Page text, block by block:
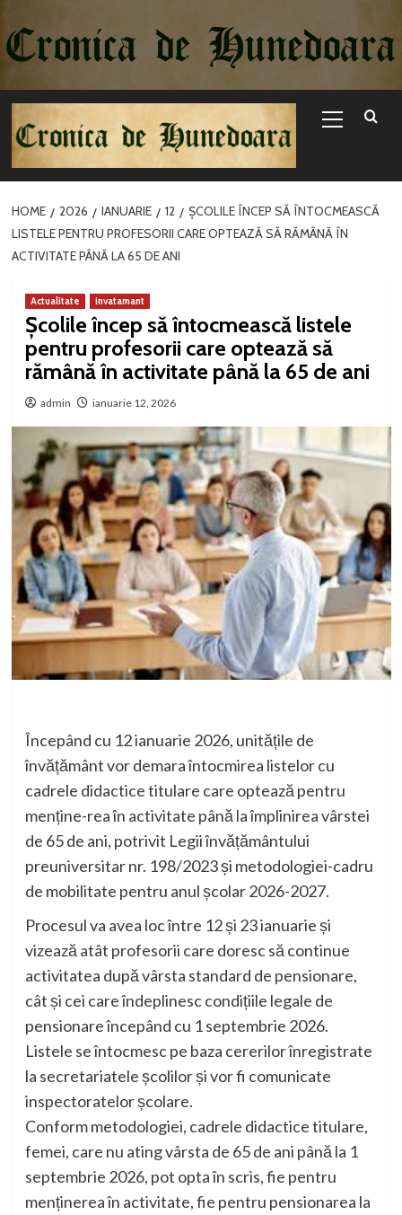
la
conținut
Menu
HOME 2026 IANUARIE 12
ȘCOLILE ÎNCEP SĂ ÎNTOCMEASCĂ
LISTELE PENTRU PROFESORII CARE OPTEAZĂ SĂ RĂMÂNĂ ÎN
ACTIVITATE PÂNĂ LA 65 DE ANI
Actualitate invatamant
Școlile încep să întocmească listele
pentru profesorii care optează să
rămână în activitate până la 65 de ani
admin ianuarie 12, 2026
Începând cu 12 ianuarie 2026, unitățile de
învățământ vor demara întocmirea listelor cu
cadrele didactice titulare care optează pentru
menține-rea în activitate până la împlinirea vârstei
de 65 de ani, potrivit Legii învățământului
preuniversitar nr. 198/2023 și metodologiei-cadru
de mobilitate pentru anul școlar 2026-2027.
Procesul va avea loc între 12 și 23 ianuarie și
vizează atât profesorii care doresc să continue
activitatea după vârsta standard de pensionare,
cât și cei care îndeplinesc condițiile legale de
pensionare începând cu 1 septembrie 2026.
Listele se întocmesc pe baza cererilor înregistrate
la secretariatele școlilor și vor fi comunicate
inspectoratelor școlare.
Conform metodologiei, cadrele didactice titulare,
femei, care nu ating vârsta de 65 de ani până la 1
septembrie 2026, pot opta în scris, fie pentru
menținerea în activitate, fie pentru pensionarea la